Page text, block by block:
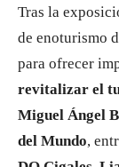
Tras la
de enoturismo
para ofrecer
revitalizar el
Miguel Ángel
del Mundo,